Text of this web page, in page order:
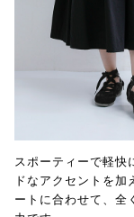
スポーティーで軽快
ドなアクセントを
ートに合わせて、全